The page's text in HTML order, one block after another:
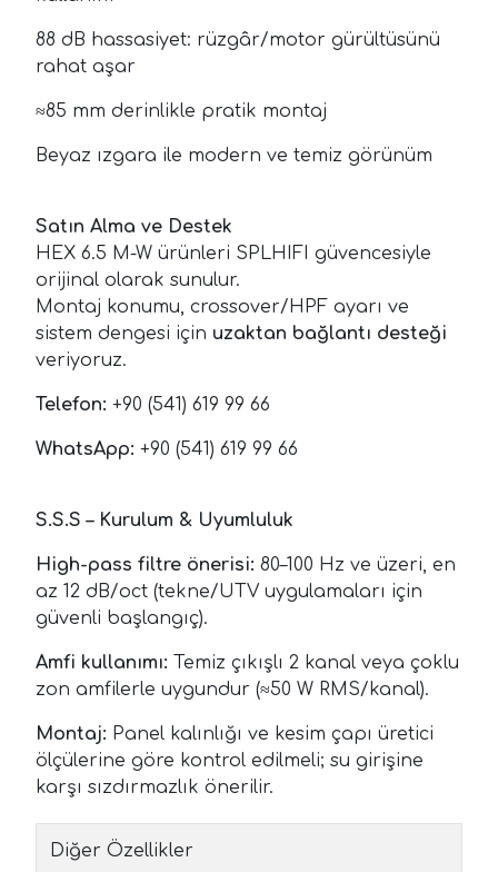
88 dB hassasiyet: rüzgâr/motor gürültüsünü
rahat aşar
≈85 mm derinlikle pratik montaj
Beyaz ızgara ile modern ve temiz görünüm
Satın Alma ve Destek
HEX 6.5 M-W ürünleri SPLHIFI güvencesiyle
orijinal olarak sunulur.
Montaj konumu, crossover/HPF ayarı ve
sistem dengesi için uzaktan bağlantı desteği
veriyoruz.
Telefon: +90 (541) 619 99 66
WhatsApp: +90 (541) 619 99 66
S.S.S – Kurulum & Uyumluluk
High-pass filtre önerisi: 80–100 Hz ve üzeri, en
az 12 dB/oct (tekne/UTV uygulamaları için
güvenli başlangıç).
Amfi kullanımı: Temiz çıkışlı 2 kanal veya çoklu
zon amfilerle uygundur (≈50 W RMS/kanal).
Montaj: Panel kalınlığı ve kesim çapı üretici
ölçülerine göre kontrol edilmeli; su girişine
karşı sızdırmazlık önerilir.
Diğer Özellikler